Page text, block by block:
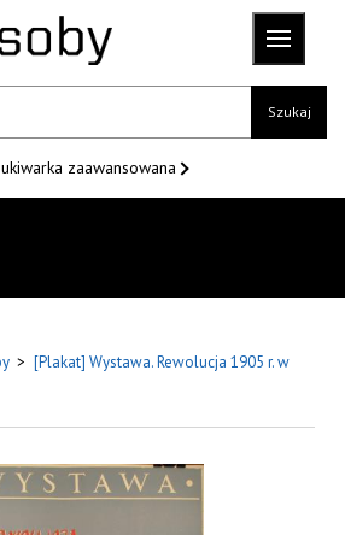
Szukaj
zaawansowana
> [Plakat] Wystawa. Rewolucja 1905 r. w